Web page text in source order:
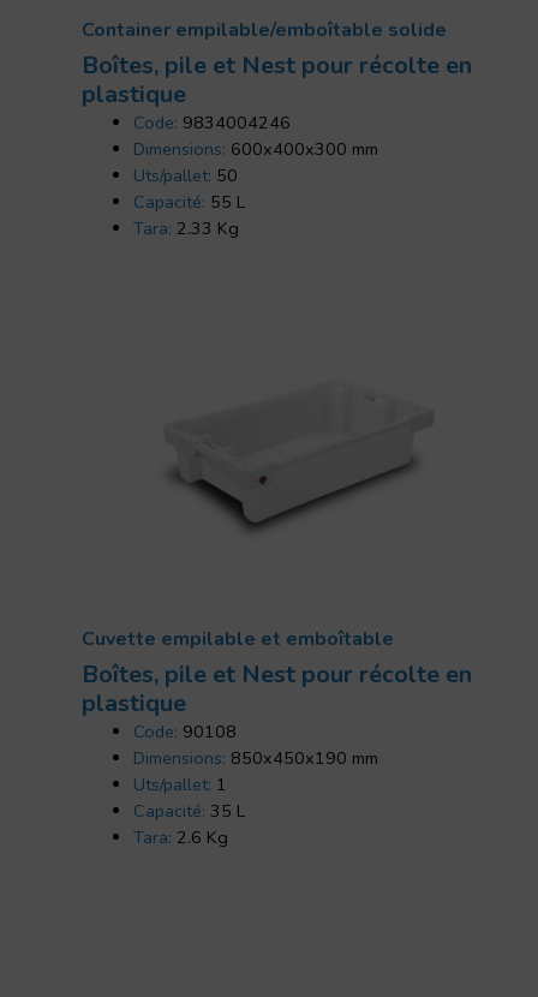
Container empilable/emboîtable solide
Boîtes, pile et Nest pour récolte en
plastique
Code: 9834004246
Dimensions: 600x400x300 mm
Uts/pallet: 50
Capacité: 55 L
Tara: 2.33 Kg
Cuvette empilable et emboîtable
Boîtes, pile et Nest pour récolte en
plastique
Code: 90108
Dimensions: 850x450x190 mm
Uts/pallet: 1
Capacité: 35 L
Tara: 2.6 Kg